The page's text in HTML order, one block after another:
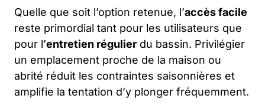
Quelle que soit l’option retenue, l’accès facile
reste primordial tant pour les utilisateurs que
pour l’entretien régulier du bassin. Privilégier
un emplacement proche de la maison ou
abrité réduit les contraintes saisonnières et
amplifie la tentation d’y plonger fréquemment.